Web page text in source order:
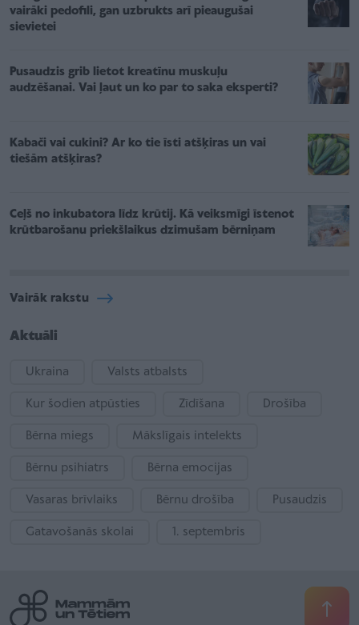
vairāki pedofili, gan uzbrukts arī pieaugušai
sievietei
Pusaudzis grib lietot kreatīnu muskuļu
audzēšanai. Vai ļaut un ko par to saka eksperti?
Kabači vai cukini? Ar ko tie īsti atšķiras un vai
tiešām atšķiras?
Ceļš no inkubatora līdz krūtij. Kā veiksmīgi īstenot
krūtbarošanu priekšlaikus dzimušam bērniņam
Vairāk rakstu
Aktuāli
Ukraina Valsts atbalsts
Kur šodien atpūsties Zīdīšana Drošība
Bērna miegs Mākslīgais intelekts
Bērnu psihiatrs Bērna emocijas
Vasaras brīvlaiks Bērnu drošība Pusaudzis
Gatavošanās skolai 1. septembris